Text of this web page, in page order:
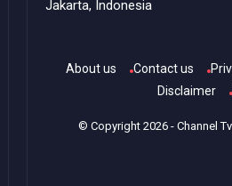
Jakarta, Indonesia
About us Contact us
Disclaimer
© Copyright2026 -Channel